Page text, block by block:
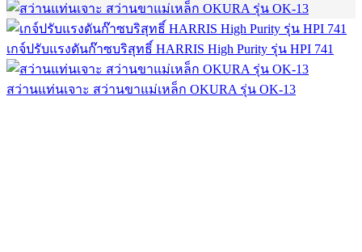
เกจ์ปรับแรงดันก๊าซบริสุทธิ์ HARRIS High Purity รุ่น HPI 741
สว่านแท่นเจาะ สว่านขาแม่เหล็ก OKURA รุ่น OK-13